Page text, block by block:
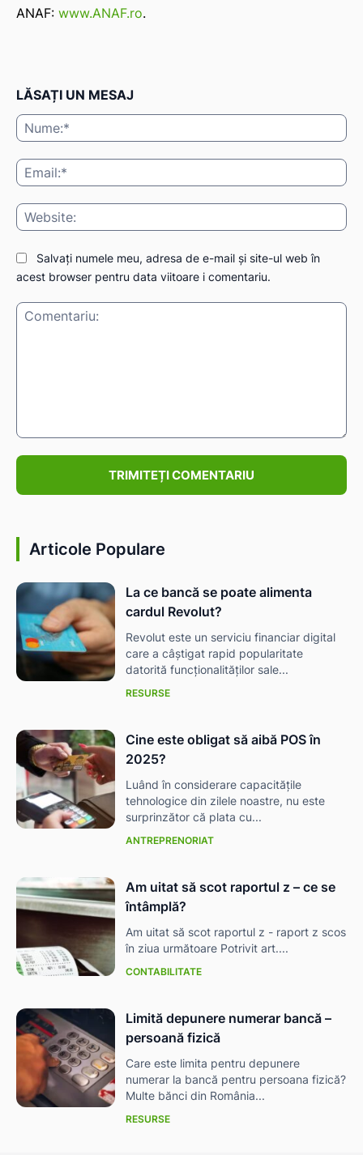
ANAF: www.ANAF.ro.
LĂSAȚI UN MESAJ
Salvați numele meu, adresa de e-mail și site-ul web în
acest browser pentru data viitoare i comentariu.
Articole Populare
La ce bancă se poate alimenta
cardul Revolut?
Revolut este un serviciu financiar digital
care a câștigat rapid popularitate
datorită funcționalităților sale...
RESURSE
Cine este obligat să aibă POS în
2025?
Luând în considerare capacitățile
tehnologice din zilele noastre, nu este
surprinzător că plata cu...
ANTREPRENORIAT
Am uitat să scot raportul z – ce se
întâmplă?
Am uitat să scot raportul z - raport z scos
în ziua următoare Potrivit art....
CONTABILITATE
Limită depunere numerar bancă –
persoană fizică
Care este limita pentru depunere
numerar la bancă pentru persoana fizică?
Multe bănci din România...
RESURSE